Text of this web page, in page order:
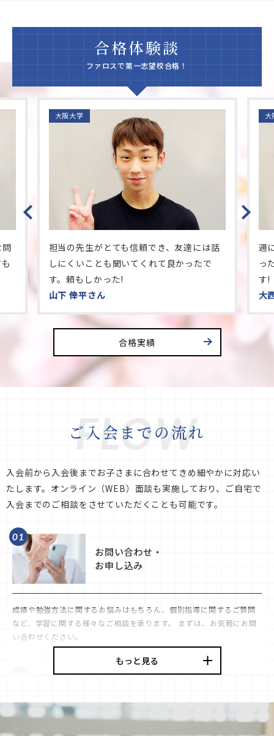
合格体験談
ファロスで第一志望校合格！
Previous
大阪大学
担当の先生がとても信頼でき、友達には話
しにくいことも聞いてくれて良かったで
す。頼もしかった!
山下 倖平さん
週
っ
す!
大
合格実績
ご入会までの流れ
FLOW
入会前から入会後までお子さまに合わせてきめ細やかに対応い
たします。 オンライン（WEB）面談も実施しており、ご自宅で
入会までのご相談をさせていただくことも可能です。
もっと見る
01
お問い合わせ・
お申し込み
成績や勉強方法に関するお悩みはもちろん、個別指導に関するご質問
など、学習に関する様々なご相談を承ります。 まずは、お気軽にお問
い合わせください。